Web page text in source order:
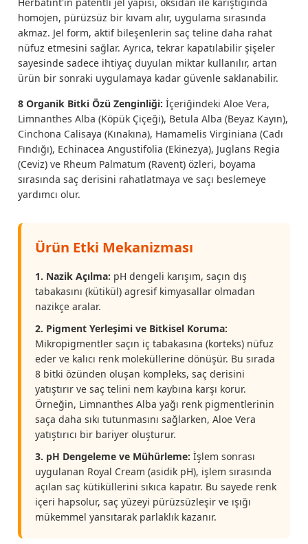
homojen, pürüzsüz bir kıvam alır, uygulama sırasında
akmaz. Jel form, aktif bileşenlerin saç teline daha rahat
nüfuz etmesini sağlar. Ayrıca, tekrar kapatılabilir şişeler
sayesinde sadece ihtiyaç duyulan miktar kullanılır, artan
ürün bir sonraki uygulamaya kadar güvenle saklanabilir.
8 Organik Bitki Özü Zenginliği: İçeriğindeki Aloe Vera,
Limnanthes Alba (Köpük Çiçeği), Betula Alba (Beyaz Kayın),
Cinchona Calisaya (Kınakına), Hamamelis Virginiana (Cadı
Fındığı), Echinacea Angustifolia (Ekinezya), Juglans Regia
(Ceviz) ve Rheum Palmatum (Ravent) özleri, boyama
sırasında saç derisini rahatlatmaya ve saçı beslemeye
yardımcı olur.
Ürün Etki Mekanizması
1. Nazik Açılma: pH dengeli karışım, saçın dış
tabakasını (kütikül) agresif kimyasallar olmadan
nazikçe aralar.
2. Pigment Yerleşimi ve Bitkisel Koruma:
Mikropigmentler saçın iç tabakasına (korteks) nüfuz
eder ve kalıcı renk moleküllerine dönüşür. Bu sırada
8 bitki özünden oluşan kompleks, saç derisini
yatıştırır ve saç telini nem kaybına karşı korur.
Örneğin, Limnanthes Alba yağı renk pigmentlerinin
saça daha sıkı tutunmasını sağlarken, Aloe Vera
yatıştırıcı bir bariyer oluşturur.
3. pH Dengeleme ve Mühürleme: İşlem sonrası
uygulanan Royal Cream (asidik pH), işlem sırasında
açılan saç kütiküllerini sıkıca kapatır. Bu sayede renk
içeri hapsolur, saç yüzeyi pürüzsüzleşir ve ışığı
mükemmel yansıtarak parlaklık kazanır.